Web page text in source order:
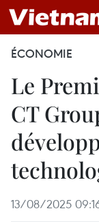
ÉCONOMIE
Le
CT
13/08/2025